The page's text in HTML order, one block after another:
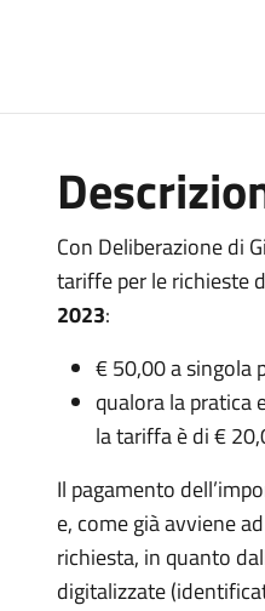
Con Deliberazione di
tariffe per le richieste
2023:
€ 50,00 a singola
qualora la pratica
la tariffa è di €
Il pagamento
e, come già avviene
richiesta, in quanto
digitalizzate